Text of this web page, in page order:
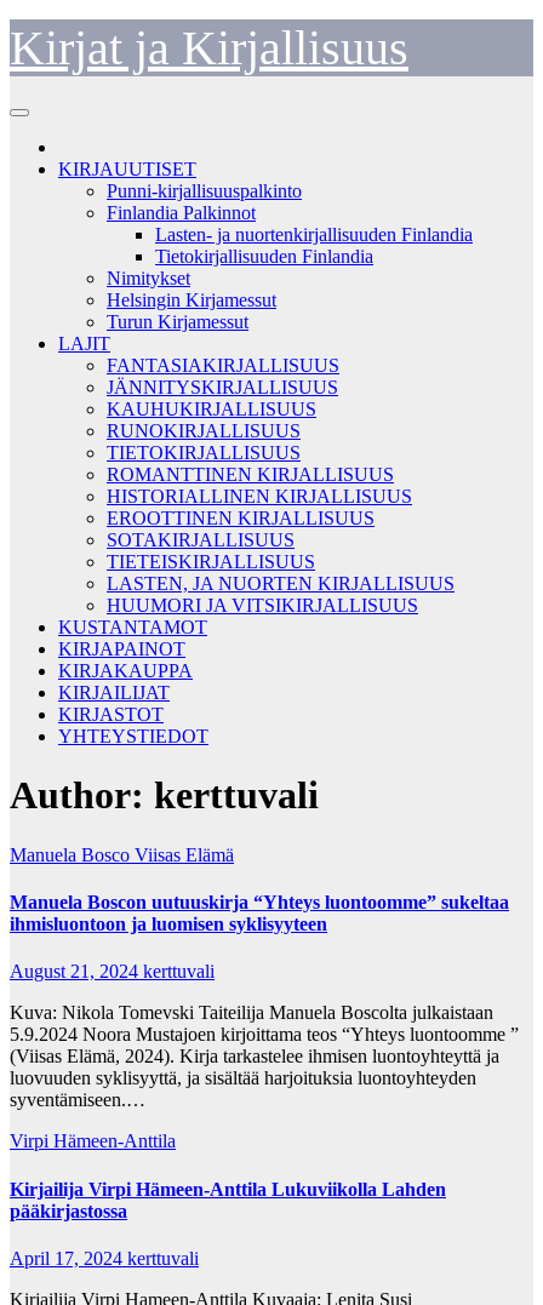
Skip
to
content
Kirjat ja Kirjallisuus
KIRJAUUTISET
Punni-kirjallisuuspalkinto
Finlandia Palkinnot
Lasten- ja nuortenkirjallisuuden Finlandia
Tietokirjallisuuden Finlandia
Nimitykset
Helsingin Kirjamessut
Turun Kirjamessut
LAJIT
FANTASIAKIRJALLISUUS
JÄNNITYSKIRJALLISUUS
KAUHUKIRJALLISUUS
RUNOKIRJALLISUUS
TIETOKIRJALLISUUS
ROMANTTINEN KIRJALLISUUS
HISTORIALLINEN KIRJALLISUUS
EROOTTINEN KIRJALLISUUS
SOTAKIRJALLISUUS
TIETEISKIRJALLISUUS
LASTEN, JA NUORTEN KIRJALLISUUS
HUUMORI JA VITSIKIRJALLISUUS
KUSTANTAMOT
KIRJAPAINOT
KIRJAKAUPPA
KIRJAILIJAT
KIRJASTOT
YHTEYSTIEDOT
Author: kerttuvali
Manuela Bosco Viisas Elämä
Manuela Boscon uutuuskirja “Yhteys luontoomme” sukeltaa
ihmisluontoon ja luomisen syklisyyteen
August 21, 2024 kerttuvali
Kuva: Nikola Tomevski Taiteilija Manuela Boscolta julkaistaan
5.9.2024 Noora Mustajoen kirjoittama teos “Yhteys luontoomme ”
(Viisas Elämä, 2024). Kirja tarkastelee ihmisen luontoyhteyttä ja
luovuuden syklisyyttä, ja sisältää harjoituksia luontoyhteyden
syventämiseen.…
Virpi Hämeen-Anttila
Kirjailija Virpi Hämeen-Anttila Lukuviikolla Lahden
pääkirjastossa
April 17, 2024 kerttuvali
Kirjailija Virpi Hameen-Anttila Kuvaaja: Lenita Susi